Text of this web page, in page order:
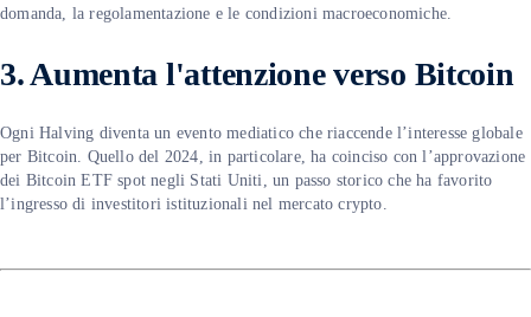
domanda, la regolamentazione e le condizioni macroeconomiche.
3. Aumenta l'attenzione verso Bitcoin
Ogni Halving diventa un evento mediatico che riaccende l’interesse globale
per Bitcoin. Quello del 2024, in particolare, ha coinciso con l’approvazione
dei Bitcoin ETF spot negli Stati Uniti, un passo storico che ha favorito
l’ingresso di investitori istituzionali nel mercato crypto.